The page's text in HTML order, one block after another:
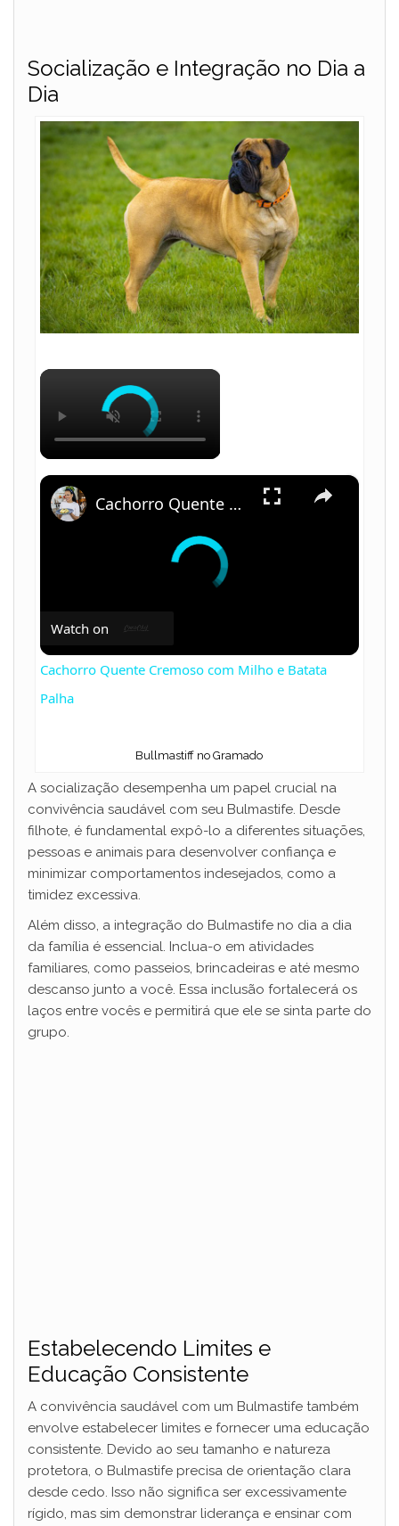
Socialização e Integração no Dia a
Dia
×
×
Cachorro Quente Cremoso com Milho e Batata Palha
Watch on
Cachorro Quente Cremoso com Milho e Batata
Palha
Bullmastiff no Gramado
A socialização desempenha um papel crucial na
convivência saudável com seu Bulmastife. Desde
filhote, é fundamental expô-lo a diferentes situações,
pessoas e animais para desenvolver confiança e
minimizar comportamentos indesejados, como a
timidez excessiva.
Além disso, a integração do Bulmastife no dia a dia
da família é essencial. Inclua-o em atividades
familiares, como passeios, brincadeiras e até mesmo
descanso junto a você. Essa inclusão fortalecerá os
laços entre vocês e permitirá que ele se sinta parte do
grupo.
Estabelecendo Limites e
Educação Consistente
A convivência saudável com um Bulmastife também
envolve estabelecer limites e fornecer uma educação
consistente. Devido ao seu tamanho e natureza
protetora, o Bulmastife precisa de orientação clara
desde cedo. Isso não significa ser excessivamente
rígido, mas sim demonstrar liderança e ensinar com